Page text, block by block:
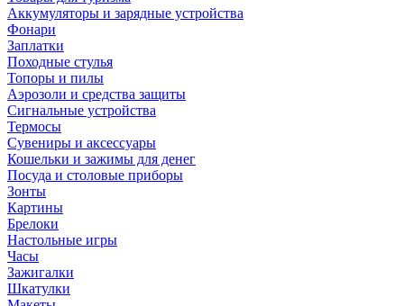
Аккумуляторы и зарядные устройства
Фонари
Заплатки
Походные стулья
Топоры и пилы
Аэрозоли и средства защиты
Сигнальные устройства
Термосы
Сувениры и аксессуары
Кошельки и зажимы для денег
Посуда и столовые приборы
Зонты
Картины
Брелоки
Настольные игры
Часы
Зажигалки
Шкатулки